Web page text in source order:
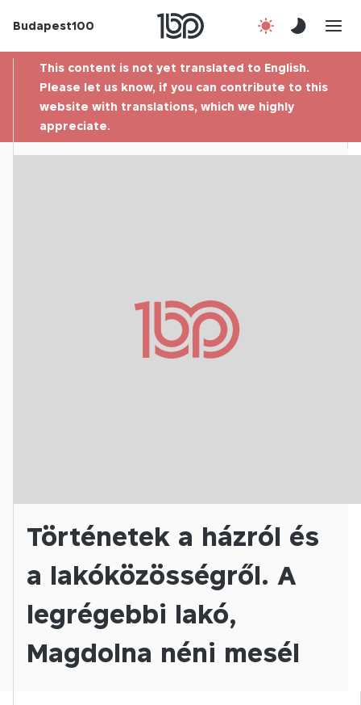
Budapest100
Contact
This content is not yet translated to English.
Please let us know, if you can contribute to this
website with translations, which we highly
appreciate.
Történetek a házról és
a lakóközösségről. A
legrégebbi lakó,
Magdolna néni mesél